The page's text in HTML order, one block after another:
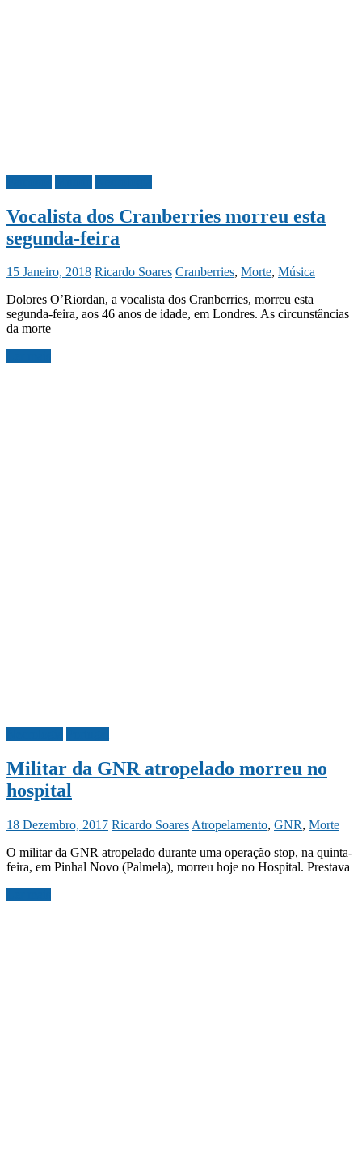
Vocalista dos Cranberries morreu esta
segunda-feira
15 Janeiro, 2018 Ricardo Soares Cranberries, Morte, Música
Dolores O’Riordan, a vocalista dos Cranberries, morreu esta
segunda-feira, aos 46 anos de idade, em Londres. As circunstâncias
da morte
Militar da GNR atropelado morreu no
hospital
18 Dezembro, 2017 Ricardo Soares Atropelamento, GNR, Morte
O militar da GNR atropelado durante uma operação stop, na quinta-
feira, em Pinhal Novo (Palmela), morreu hoje no Hospital. Prestava